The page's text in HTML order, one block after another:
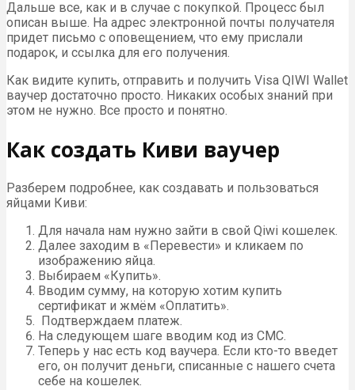
Дальше все, как и в случае с покупкой. Процесс был
описан выше. На адрес электронной почты получателя
придет письмо с оповещением, что ему прислали
подарок, и ссылка для его получения.
Как видите купить, отправить и получить Visa QIWI Wallet
ваучер достаточно просто. Никаких особых знаний при
этом не нужно. Все просто и понятно.
Как создать Киви ваучер
Разберем подробнее, как создавать и пользоваться
яйцами Киви:
Для начала нам нужно зайти в свой Qiwi кошелек.
Далее заходим в «Перевести» и кликаем по
изображению яйца.
Выбираем «Купить».
Вводим сумму, на которую хотим купить
сертификат и жмём «Оплатить».
Подтверждаем платеж.
На следующем шаге вводим код из СМС.
Теперь у нас есть код ваучера. Если кто-то введет
его, он получит деньги, списанные с нашего счета
себе на кошелек.